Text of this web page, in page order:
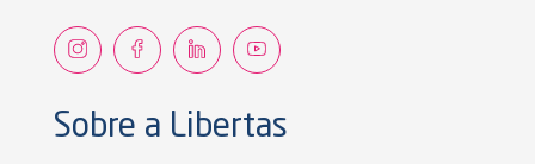
Sobre a Libertas